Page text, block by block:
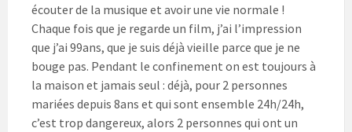
écouter de la musique et avoir une vie normale !
Chaque fois que je regarde un film, j’ai l’impression
que j’ai 99ans, que je suis déjà vieille parce que je ne
bouge pas. Pendant le confinement on est toujours à
la maison et jamais seul : déjà, pour 2 personnes
mariées depuis 8ans et qui sont ensemble 24h/24h,
c’est trop dangereux, alors 2 personnes qui ont un